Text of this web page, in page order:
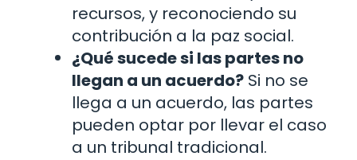
recursos, y reconociendo su
contribución a la paz social.
¿Qué sucede si las partes no
llegan a un acuerdo? Si no se
llega a un acuerdo, las partes
pueden optar por llevar el caso
a un tribunal tradicional.